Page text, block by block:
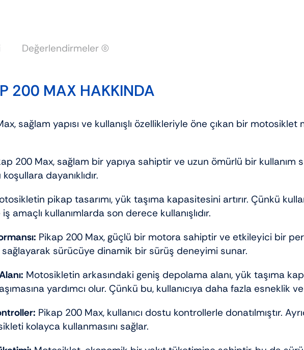
Değerlendirmeler (0)
200 MAX HAKKINDA
sağlam yapısı ve kullanışlı özellikleriyle öne çıkan bir
200 Max, sağlam bir yapıya sahiptir ve uzun ömürlü bir kullanım
dayanıklıdır.
pikap tasarımı, yük taşıma kapasitesini artırır. Çünkü
amaçlı kullanımlarda son derece kullanışlıdır.
Pikap 200 Max, güçlü bir motora sahiptir ve etkileyici bir
sürücüye dinamik bir sürüş deneyimi sunar.
Motosikletin arkasındaki geniş depolama alanı, yük taşıma
yardımcı olur. Çünkü bu, kullanıcıya daha fazla esneklik
Pikap 200 Max, kullanıcı dostu kontrollerle donatılmıştır.
kolayca kullanmasını sağlar.